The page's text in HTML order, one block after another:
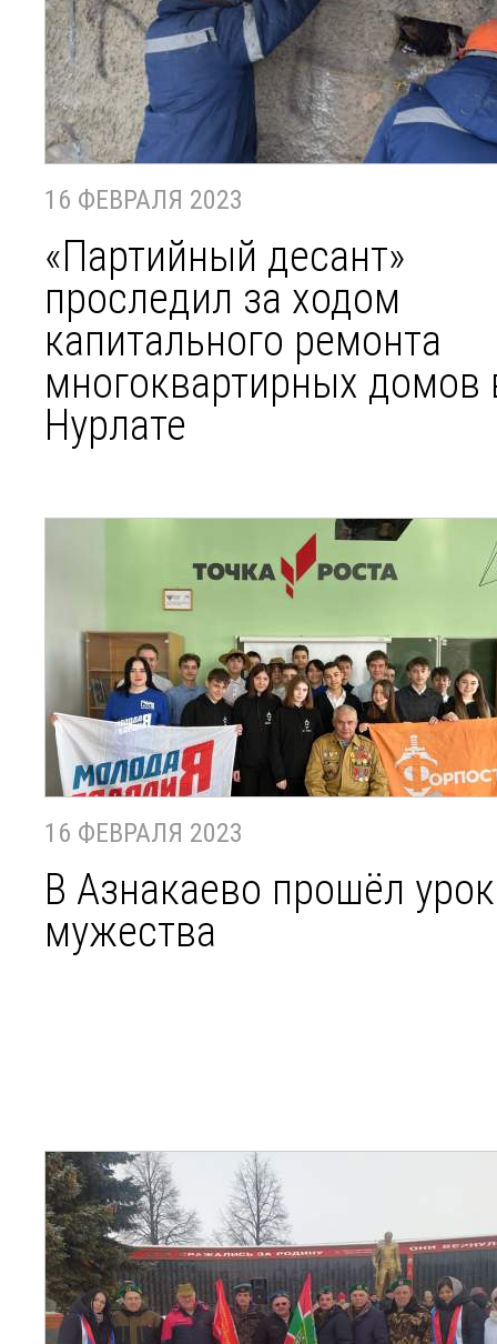
16 ФЕВРАЛЯ 2023
«Партийный десант»
проследил за ходом
капитального ремонта
многоквартирных домов
Нурлате
16 ФЕВРАЛЯ 2023
В Азнакаево прошёл урок
мужества